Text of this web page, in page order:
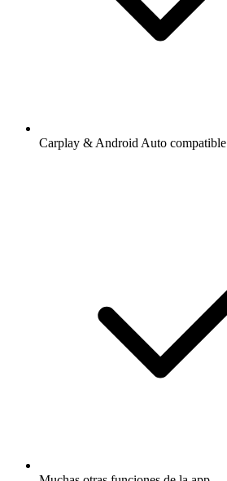
Carplay & Android Auto compatible